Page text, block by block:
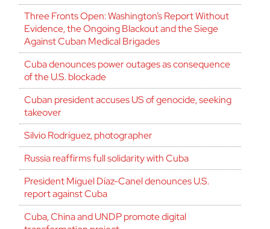
Three Fronts Open: Washington’s Report Without
Evidence, the Ongoing Blackout and the Siege
Against Cuban Medical Brigades
Cuba denounces power outages as consequence
of the U.S. blockade
Cuban president accuses US of genocide, seeking
takeover
Silvio Rodríguez, photographer
Russia reaffirms full solidarity with Cuba
President Miguel Díaz-Canel denounces U.S.
report against Cuba
Cuba, China and UNDP promote digital